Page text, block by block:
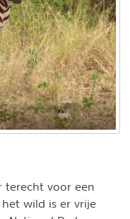
terecht voor een
wild is er vrije